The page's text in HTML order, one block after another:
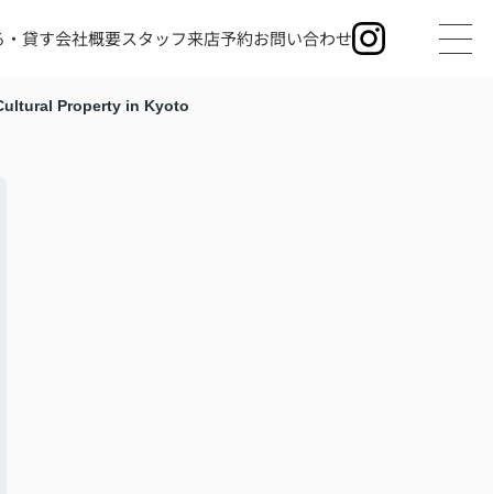
・貸す会社概要スタッフ来店予約お問い合わせ
Property in Kyoto